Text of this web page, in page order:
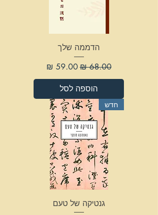
הדממה שלך
מחיר רגיל‏68.00 ‏₪ מחיר מבצע‏59.00 ‏₪
הוספה לסל
חדש
גנטיקה של טעם